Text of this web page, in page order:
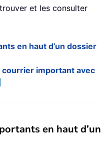
et les consulter
en haut d’un dossier
important avec
en haut d’un